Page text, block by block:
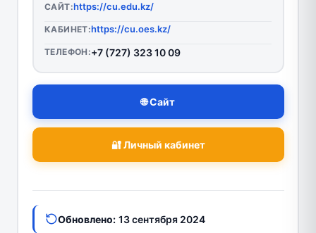
САЙТ:https://cu.edu.kz/
КАБИНЕТ:https://cu.oes.kz/
ТЕЛЕФОН:+7 (727) 323 10 09
🌐 Сайт
🔐 Личный кабинет
Обновлено: 13 сентября 2024